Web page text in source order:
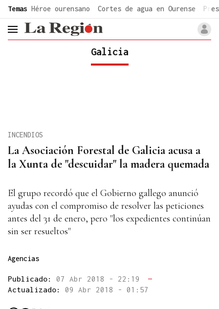
common.go-to-content
Temas Héroe ourensano Cortes de agua en Ourense
header.menu.open
Galicia
La Asociación Forestal de Galicia acusa a
la Xunta de "descuidar" la madera quemada
INCENDIOS
El grupo recordó que el Gobierno gallego anunció
ayudas con el compromiso de resolver las peticiones
antes del 31 de enero, pero "los expedientes continúan
sin ser resueltos"
Agencias
Publicado: 07 Abr 2018 - 22:19
—
Actualizado: 09 Abr 2018 - 01:57